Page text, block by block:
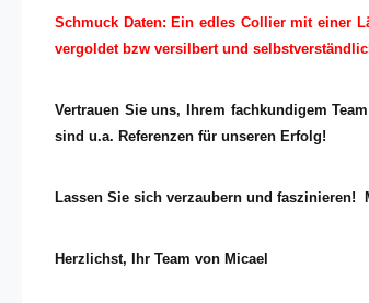
Schmuck Daten: Ein edles Collier mit einer
vergoldet bzw versilbert und
Vertrauen Sie uns, Ihrem fachkundigem
sind u.a. Referenzen für unseren Erfolg!
Lassen Sie sich verzaubern und faszinieren!
Herzlichst, Ihr Team von Micael